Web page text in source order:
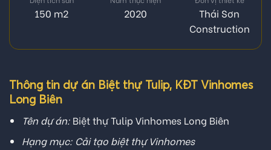
150 m2 2020
Thái Sơn
Construction
Thông tin dự án Biệt thự Tulip, KĐT Vinhomes
Long Biên
Tên dự án:Biệt thự Tulip Vinhomes Long Biên
Hạng mục: Cải tạo biệt thự Vinhomes